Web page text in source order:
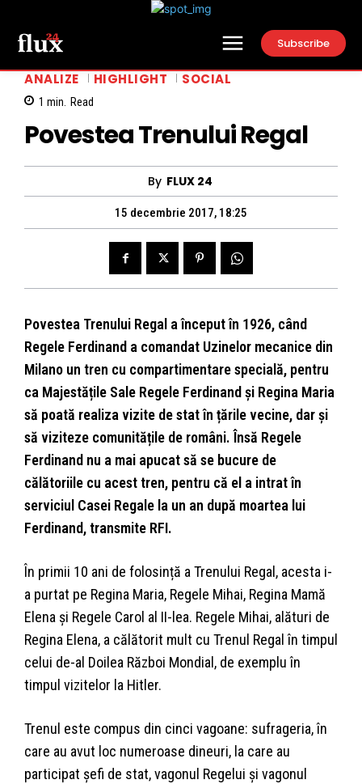
Subscribe
ANALIZE HIGHLIGHT SOCIAL
1 min. Read
Povestea Trenului Regal
By FLUX 24
15 decembrie 2017, 18:25
Povestea Trenului Regal a început în 1926, când
Regele Ferdinand a comandat Uzinelor mecanice din
Milano un tren cu compartimentare specială, pentru
ca Majestățile Sale Regele Ferdinand și Regina Maria
să poată realiza vizite de stat în țările vecine, dar și
să viziteze comunitățile de români. Însă Regele
Ferdinand nu a mai apucat să se bucure de
călătoriile cu acest tren, pentru că el a intrat în
serviciul Casei Regale la un an după moartea lui
Ferdinand, transmite RFI.
În primii 10 ani de folosință a Trenului Regal, acesta i-
a purtat pe Regina Maria, Regele Mihai, Regina Mamă
Elena şi Regele Carol al II-lea. Regele Mihai, alături de
Regina Elena, a călătorit mult cu Trenul Regal în timpul
celui de-al Doilea Război Mondial, de exemplu în
timpul vizitelor la Hitler.
Trenul este compus din cinci vagoane: sufrageria, în
care au avut loc numeroase dineuri, la care au
participat șefi de stat, vagonul Regelui și vagonul